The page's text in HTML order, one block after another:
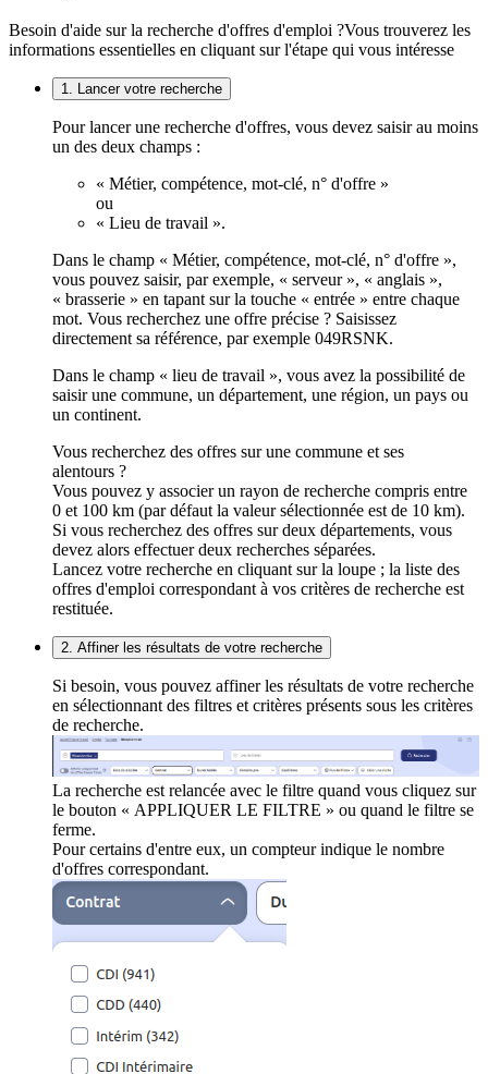
Besoin d'aide sur la recherche d'offres d'emploi ?Vous trouverez les
informations essentielles en cliquant sur l'étape qui vous intéresse
1. Lancer votre recherche
Pour lancer une recherche d'offres, vous devez saisir au moins
un des deux champs :
« Métier, compétence, mot-clé, n° d'offre »
ou
« Lieu de travail ».
Dans le champ « Métier, compétence, mot-clé, n° d'offre »,
vous pouvez saisir, par exemple, « serveur », « anglais »,
« brasserie » en tapant sur la touche « entrée » entre chaque
mot. Vous recherchez une offre précise ? Saisissez
directement sa référence, par exemple 049RSNK.
Dans le champ « lieu de travail », vous avez la possibilité de
saisir une commune, un département, une région, un pays ou
un continent.
Vous recherchez des offres sur une commune et ses
alentours ?
Vous pouvez y associer un rayon de recherche compris entre
0 et 100 km (par défaut la valeur sélectionnée est de 10 km).
Si vous recherchez des offres sur deux départements, vous
devez alors effectuer deux recherches séparées.
Lancez votre recherche en cliquant sur la loupe ; la liste des
offres d'emploi correspondant à vos critères de recherche est
restituée.
2. Affiner les résultats de votre recherche
Si besoin, vous pouvez affiner les résultats de votre recherche
en sélectionnant des filtres et critères présents sous les critères
de recherche.
La recherche est relancée avec le filtre quand vous cliquez sur
le bouton « APPLIQUER LE FILTRE » ou quand le filtre se
ferme.
Pour certains d'entre eux, un compteur indique le nombre
d'offres correspondant.